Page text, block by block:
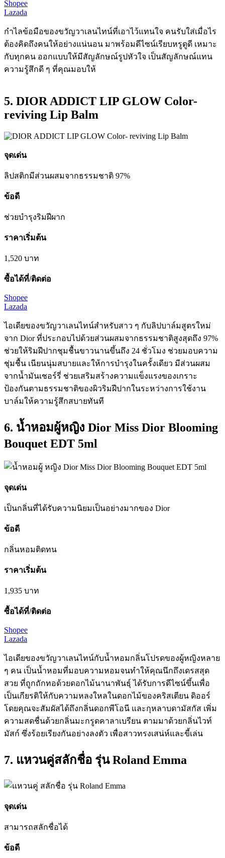
Shopee
Lazada
กำไลข้อมือของขวัญวาเลนไทน์ที่เอาไว้แทนใจ คนรับใส่เมื่อไร
ต้องคิดถึงคนให้อย่างแน่นอน มาพร้อมดีไซน์เรียบหรูดูดี เหมาะ
กับทุกคน ออกแบบให้มีสัญลักษณ์รูปหัวใจ เป็นสัญลักษณ์แทน
ความรู้สึกดี ๆ ที่คุณมอบให้
5. DIOR ADDICT LIP GLOW Color-
reviving Lip Balm
จุดเด่น
ลิปสติกมีส่วนผสมจากธรรมชาติ 97%
ข้อดี
ช่วยบำรุงริมฝีผาก
ราคาเริ่มต้น
1,520 บาท
ซื้อได้ที่/ติดต่อ
Shopee
Lazada
ไอเดียของขวัญวาเลนไทน์สำหรับสาว ๆ กับลิปบาล์มสูตรใหม่
จาก Dior ที่ประกอบไปด้วยส่วนผสมจากธรรมชาติสูงสุดถึง 97%
ช่วยให้ริมฝีปากชุมชื้นขาวนานขึ้นถึง 24 ชั่วโมง ช่วยมอบความ
ชุ่มชื้น เนียนนุ่มสบายและให้การบำรุงในครั้งเดียว มีส่วนผสม
จากน้ำมันเชอร์รี่ ช่วยเสริมสร้างความแข็งแรงของเกราะ
ป้องกันตามธรรมชาติของผิวริมฝีปากในระหว่างการใช้งาน
บาล์มให้ความรู้สึกสบายทันที
6. น้ำหอมผู้หญิง Dior Miss Dior Blooming
Bouquet EDT 5ml
จุดเด่น
เป็นกลิ่นที่ได้รับความนิยมเป็นอย่างมากของ Dior
ข้อดี
กลิ่นหอมติดทน
ราคาเริ่มต้น
1,935 บาท
ซื้อได้ที่/ติดต่อ
Shopee
Lazada
ไอเดียของขวัญวาเลนไทน์กับน้ำหอมกลิ่นโปรดของผู้หญิงหลาย
ๆ คน เป็นน้ำหอมที่มอบความหอมจนทำให้คุณนึกถึงเดรสสุด
สวย ที่ถูกถักทอด้วยดอกไม้นานาพันธุ์ ได้รับการดีไซน์ขึ้นเพื่อ
เป็นเกียรติให้กับความหลงใหลในดอกไม้ของคริสเตียน ดิออร์
โดยคุณจะสัมผัสได้ถึงกลิ่นดอกพีโอนี และกุหลาบดามัสกัส เพิ่ม
ความสดชื่นด้วยกลิ่นมะกรูดคาลาเบรียน ตามมาด้วยกลิ่นไวท์
มัสก์ ซึ่งร้อยเรียงกันอย่างลงตัว เพื่อสาวทรงเสน่ห์และขี้เล่น
7. แหวนคู่สลักชื่อ รุ่น Roland Emma
จุดเด่น
สามารถสลักชื่อได้
ข้อดี